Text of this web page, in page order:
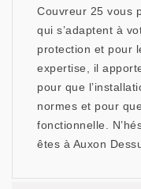
Couvreur 25 vous
qui s’adaptent à
protection et pour
expertise, il
pour que
normes et pour
fonctionnelle.
êtes à Auxon